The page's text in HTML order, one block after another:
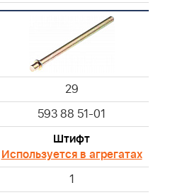
29
593 88 51-01
Штифт
Используется в агрегатах
1